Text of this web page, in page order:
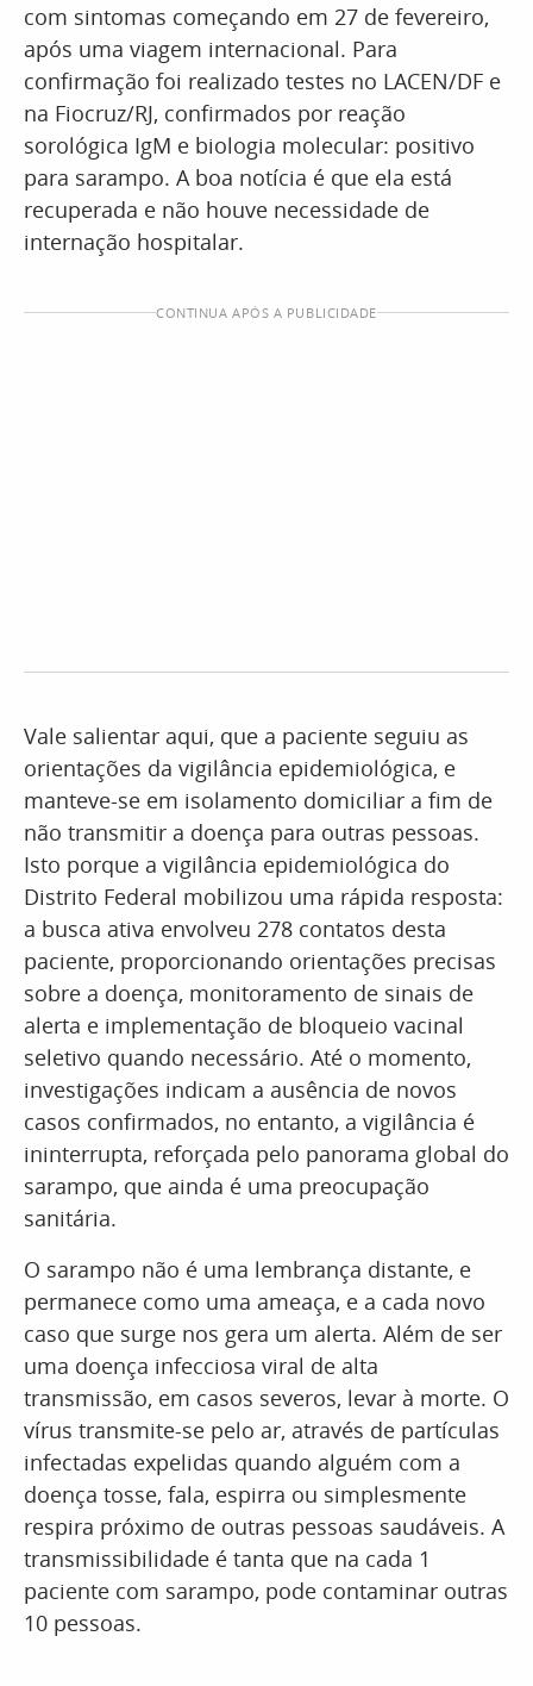
com sintomas começando em 27 de fevereiro,
após uma viagem internacional. Para
confirmação foi realizado testes no LACEN/DF e
na Fiocruz/RJ, confirmados por reação
sorológica IgM e biologia molecular: positivo
para sarampo. A boa notícia é que ela está
recuperada e não houve necessidade de
internação hospitalar.
CONTINUA APÓS A PUBLICIDADE
Vale salientar aqui, que a paciente seguiu as
orientações da vigilância epidemiológica, e
manteve-se em isolamento domiciliar a fim de
não transmitir a doença para outras pessoas.
Isto porque a vigilância epidemiológica do
Distrito Federal mobilizou uma rápida resposta:
a busca ativa envolveu 278 contatos desta
paciente, proporcionando orientações precisas
sobre a doença, monitoramento de sinais de
alerta e implementação de bloqueio vacinal
seletivo quando necessário. Até o momento,
investigações indicam a ausência de novos
casos confirmados, no entanto, a vigilância é
ininterrupta, reforçada pelo panorama global do
sarampo, que ainda é uma preocupação
sanitária.
O sarampo não é uma lembrança distante, e
permanece como uma ameaça, e a cada novo
caso que surge nos gera um alerta. Além de ser
uma doença infecciosa viral de alta
transmissão, em casos severos, levar à morte. O
vírus transmite-se pelo ar, através de partículas
infectadas expelidas quando alguém com a
doença tosse, fala, espirra ou simplesmente
respira próximo de outras pessoas saudáveis. A
transmissibilidade é tanta que na cada 1
paciente com sarampo, pode contaminar outras
10 pessoas.